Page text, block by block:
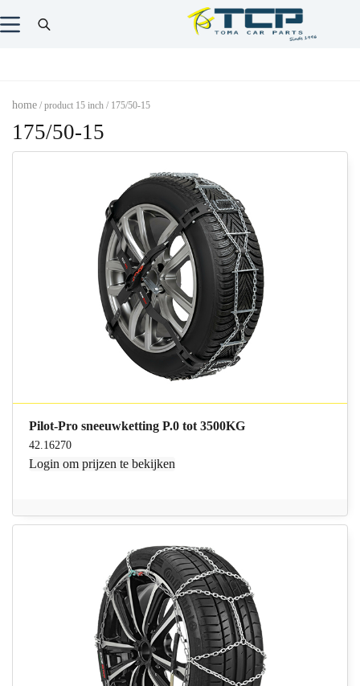
home / product 15 inch / 175/50-15
175/50-15
Pilot-Pro sneeuwketting P.0 tot 3500KG
42.16270
Login om prijzen te bekijken